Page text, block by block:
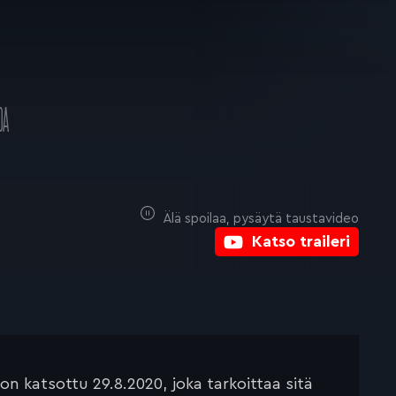
Katso traileri
Älä spoilaa, pysäytä taustavideo
katsottu 29.8.2020, joka tarkoittaa sitä